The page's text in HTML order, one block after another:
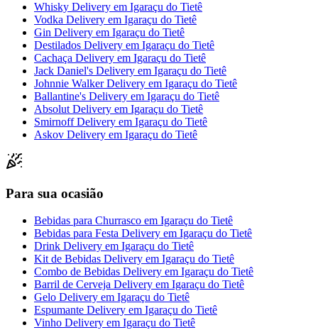
Whisky Delivery em Igaraçu do Tietê
Vodka Delivery em Igaraçu do Tietê
Gin Delivery em Igaraçu do Tietê
Destilados Delivery em Igaraçu do Tietê
Cachaça Delivery em Igaraçu do Tietê
Jack Daniel's Delivery em Igaraçu do Tietê
Johnnie Walker Delivery em Igaraçu do Tietê
Ballantine's Delivery em Igaraçu do Tietê
Absolut Delivery em Igaraçu do Tietê
Smirnoff Delivery em Igaraçu do Tietê
Askov Delivery em Igaraçu do Tietê
Para sua ocasião
Bebidas para Churrasco em Igaraçu do Tietê
Bebidas para Festa Delivery em Igaraçu do Tietê
Drink Delivery em Igaraçu do Tietê
Kit de Bebidas Delivery em Igaraçu do Tietê
Combo de Bebidas Delivery em Igaraçu do Tietê
Barril de Cerveja Delivery em Igaraçu do Tietê
Gelo Delivery em Igaraçu do Tietê
Espumante Delivery em Igaraçu do Tietê
Vinho Delivery em Igaraçu do Tietê